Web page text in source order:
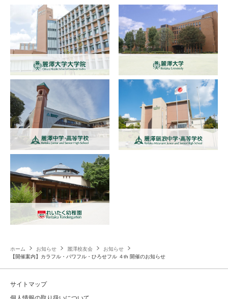
ホーム お知らせ 麗澤校友会
お知らせ
【開催案内】カラフル・パワフル・ひろせフル ４th 開催のお知らせ
サイトマップ